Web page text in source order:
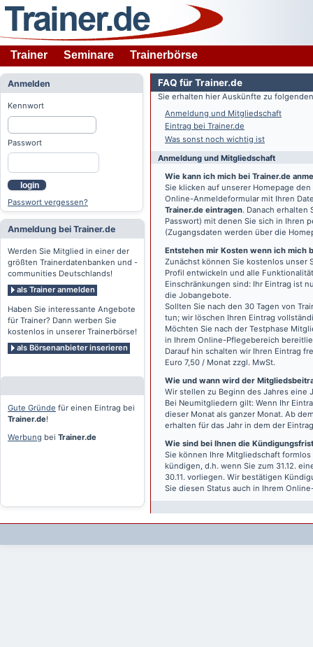
Trainer Seminare Trainerbörse
Anmelden
Kennwort
Passwort
login
Passwort vergessen?
Anmeldung bei Trainer.de
Werden Sie Mitglied in einer der
größten Trainerdatenbanken und -
communities Deutschlands!
als Trainer anmelden
Haben Sie interessante Angebote
für Trainer? Dann werben Sie
kostenlos in unserer Trainerbörse!
als Börsenanbieter inserieren
Gute Gründe für einen Eintrag bei
Trainer.de!
Werbung bei Trainer.de
FAQ für Trainer.de
Sie erhalten hier Auskünfte zu
Anmeldung und Mitgliedschaft
Eintrag bei Trainer.de
Was sonst noch wichtig ist
Anmeldung und Mitgliedschaft
Wie kann ich mich bei Trainer.de
Sie klicken auf unserer Homepage
Online-Anmeldeformular mit Ihren
Trainer.de eintragen. Danach erhalten
Passwort) mit denen Sie sich in Ihren
(Zugangsdaten werden über die
Entstehen mir Kosten wenn ich mich
Zunächst können Sie kostenlos unser
Profil entwickeln und alle
Einschränkungen sind: Ihr Eintrag ist
die Jobangebote.
Sollten Sie nach den 30 Tagen von
tun; wir löschen Ihren Eintrag
Möchten Sie nach der Testphase
in Ihrem Online-Pflegebereich
Darauf hin schalten wir Ihren Eintrag
Euro 7,50 / Monat zzgl. MwSt.
Wie und wann wird der
Wir stellen zu Beginn des Jahres eine
Bei Neumitgliedern gilt: Wenn Ihr
dieser Monat als ganzer Monat. Ab
erhalten für das Jahr in dem der
Wie sind bei Ihnen die
Sie können Ihre Mitgliedschaft
kündigen, d.h. wenn Sie zum 31.12.
30.11. vorliegen. Wir bestätigen
Sie diesen Status auch in Ihrem